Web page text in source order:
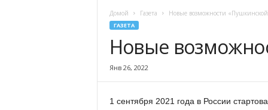
Домой Газета Новые возможности
ГАЗЕТА
Новые
Янв 26, 2022
1 сентября 2021 года в России